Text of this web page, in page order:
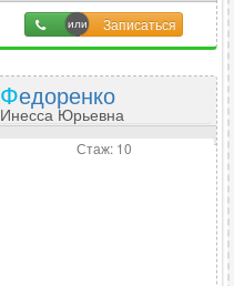
15%
Записаться
Федоренко
Инесса Юрьевна
Стаж: 10